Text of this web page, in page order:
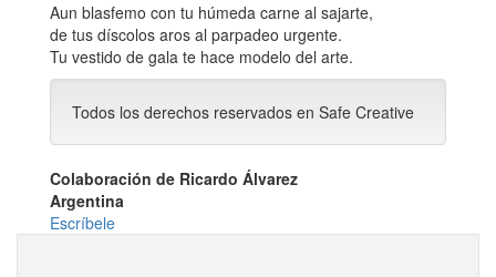
Aun blasfemo con tu húmeda carne al sajarte,
de tus díscolos aros al parpadeo urgente.
Tu vestido de gala te hace modelo del arte.
Todos los derechos reservados en Safe Creative
Colaboración de Ricardo Álvarez
Argentina
Escríbele